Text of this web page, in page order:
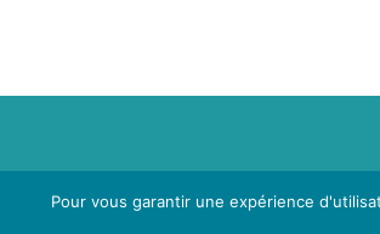
Propriété de Territoire
Pour vous garantir une expérience